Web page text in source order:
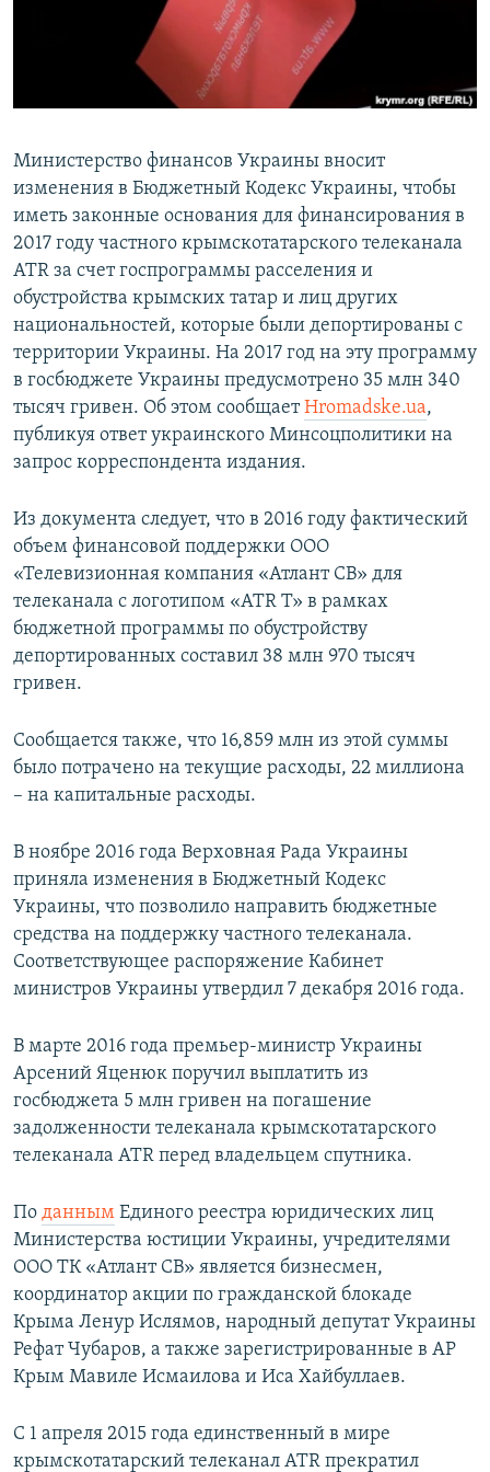
ПОБЕДИТЕЛЕЙ НЕ СУДЯТ?
КРЫМ.НЕПОКОРЕННЫЙ
ПРИСОЕДИНЯЙТЕСЬ!
Все сайты RFE/RL
Министерство финансов Украины вносит
изменения в Бюджетный Кодекс Украины, чтобы
иметь законные основания для финансирования в
2017 году частного крымскотатарского телеканала
ATR за счет госпрограммы расселения и
обустройства крымских татар и лиц других
национальностей, которые были депортированы с
территории Украины. На 2017 год на эту программу
в госбюджете Украины предусмотрено 35 млн 340
тысяч гривен. Об этом сообщаетHromadske.ua,
публикуя ответ украинского Минсоцполитики на
запрос корреспондента издания.
Из документа следует, что в 2016 году фактический
объем финансовой поддержки ООО
«Телевизионная компания «Атлант СВ» для
телеканала с логотипом «ATR T» в рамках
бюджетной программы по обустройству
депортированных составил 38 млн 970 тысяч
гривен.
Сообщается также, что 16,859 млн из этой суммы
было потрачено на текущие расходы, 22 миллиона
– на капитальные расходы.
В ноябре 2016 года Верховная Рада Украины
приняла изменения в Бюджетный Кодекс
Украины, что позволило направить бюджетные
средства на поддержку частного телеканала.
Соответствующее распоряжение Кабинет
министров Украины утвердил 7 декабря 2016 года.
В марте 2016 года премьер-министр Украины
Арсений Яценюк поручил выплатить из
госбюджета 5 млн гривен на погашение
задолженности телеканала крымскотатарского
телеканала АТR перед владельцем спутника.
По данным Единого реестра юридических лиц
Министерства юстиции Украины, учредителями
ООО ТК «Атлант СВ» является бизнесмен,
координатор акции по гражданской блокаде
Крыма Ленур Ислямов, народный депутат Украины
Рефат Чубаров, а также зарегистрированные в АР
Крым Мавиле Исмаилова и Иса Хайбуллаев.
С 1 апреля 2015 года единственный в мире
крымскотатарский телеканал ATR прекратил